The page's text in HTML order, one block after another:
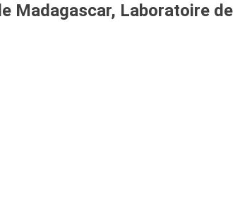
Madagascar, Laboratoire de